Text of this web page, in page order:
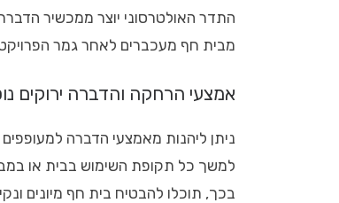
התדר האולטרסוני יוצר ממכשיר
מבית חף מעכברים לאחר גמר
אמצעי הרחקה והדברה ירוקים
ניתן ליהנות מאמצעי הדברה
למשך כל תקופת השימוש בבית או
בכך, תוכלו להבטיח בית חף מיונים